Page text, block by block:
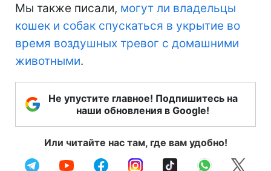
Мы также писали, могут ли владельцы
кошек и собак спускаться в укрытие во
время воздушных тревог с домашними
животными.
Не упустите главное! Подпишитесь на
наши обновления в Google!
Или читайте нас там, где вам удобно!